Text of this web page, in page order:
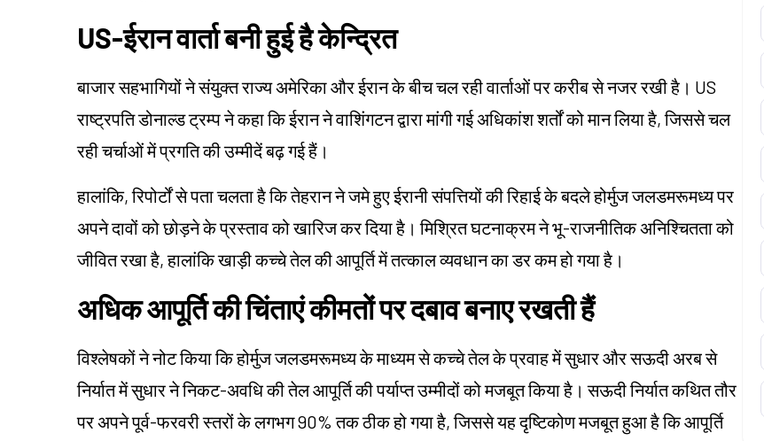
US-ईरान वार्ता बनी हुई है केन्द्रित
बाजार सहभागियों ने संयुक्त राज्य अमेरिका और ईरान के बीच चल रही वार्ताओं पर करीब से नजर रखी है। US
राष्ट्रपति डोनाल्ड ट्रम्प ने कहा कि ईरान ने वाशिंगटन द्वारा मांगी गई अधिकांश शर्तों को मान लिया है, जिससे चल
रही चर्चाओं में प्रगति की उम्मीदें बढ़ गई हैं।
हालांकि, रिपोर्टों से पता चलता है कि तेहरान ने जमे हुए ईरानी संपत्तियों की रिहाई के बदले होर्मुज जलडमरूमध्य पर
अपने दावों को छोड़ने के प्रस्ताव को खारिज कर दिया है। मिश्रित घटनाक्रम ने भू-राजनीतिक अनिश्चितता को
जीवित रखा है, हालांकि खाड़ी कच्चे तेल की आपूर्ति में तत्काल व्यवधान का डर कम हो गया है।
अधिक आपूर्ति की चिंताएं कीमतों पर दबाव बनाए रखती हैं
विश्लेषकों ने नोट किया कि होर्मुज जलडमरूमध्य के माध्यम से कच्चे तेल के प्रवाह में सुधार और सऊदी अरब से
निर्यात में सुधार ने निकट-अवधि की तेल आपूर्ति की पर्याप्त उम्मीदों को मजबूत किया है। सऊदी निर्यात कथित तौर
पर अपने पूर्व-फरवरी स्तरों के लगभग 90% तक ठीक हो गया है, जिससे यह दृष्टिकोण मजबूत हुआ है कि आपूर्ति